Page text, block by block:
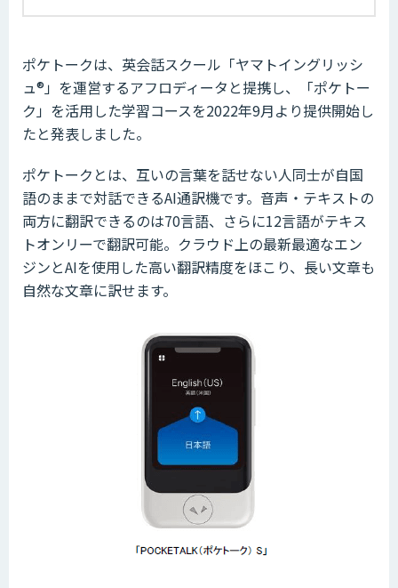
ポケトークは、英会話スクール「ヤマトイングリッシ
ュ®」を運営するアフロディータと提携し、「ポケトー
ク」を活用した学習コースを2022年9月より提供開始し
たと発表しました。
ポケトークとは、互いの言葉を話せない人同士が自国
語のままで対話できるAI通訳機です。音声・テキストの
両方に翻訳できるのは70言語、さらに12言語がテキス
トオンリーで翻訳可能。クラウド上の最新最適なエン
ジンとAIを使用した高い翻訳精度をほこり、長い文章も
自然な文章に訳せます。